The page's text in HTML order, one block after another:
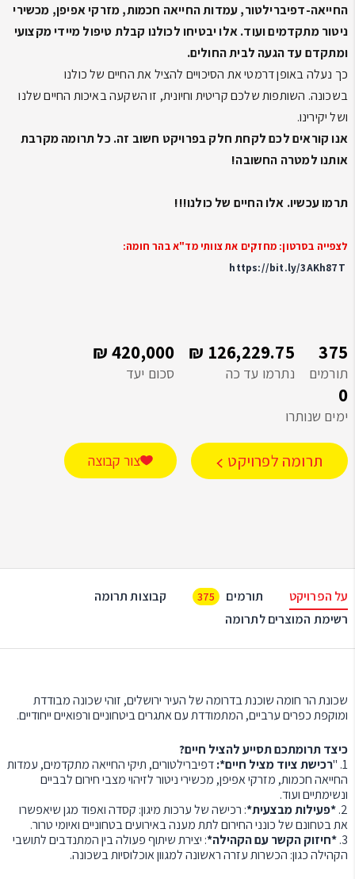
החייאה-דפיברילטור, עמדות החייאה חכמות, מזרקי אפיפן, מכשירי
ניטור מתקדמים ועוד.אלו יבטיחו לכולנו קבלת טיפול מיידי מקצועי
ומתקדם עד הגעה לבית החולים.
כך נעלה באופן דרמטי את הסיכויים להציל את החיים של כולנו
בשכונה. השותפות שלכם קריטית וחיונית, זו השקעה באיכות החיים שלנו
ושל יקירינו.
אנו קוראים לכם לקחת חלק בפרויקט חשוב זה. כל תרומה מקרבת
אותנו למטרה החשובה!
תרמו עכשיו. אלוהחיים של כולנו!!!
לצפייה בסרטון: מחזקים את צוותי מד"א בהר חומה:
https://bit.ly/3AKh87T
375
תורמים
126,229.75 ₪
נתרמו עד כה
420,000 ₪
סכום יעד
0
ימים שנותרו
תרומה לפרויקט צור קבוצה
על הפרויקט תורמים 375
קבוצות תרומה
רשימת המוצרים לתרומה
שכונת הר חומה שוכנת בדרומה של העיר ירושלים, זוהי שכונה מבודדת
ומוקפת כפרים ערביים, המתמודדת עם אתגרים ביטחוניים ורפואיים ייחודיים.
כיצד תרומתכם תסייע להציל חיים?
1. " רכישת ציוד מציל חיים*:דפיברילטורים, תיקי החייאה מתקדמים, עמדות
החייאה חכמות, מזרקי אפיפן, מכשירי ניטור לזיהוי מצבי חירום לבביים
ונשימתיים ועוד.
2. *פעילות מבצעית*: רכישה של ערכות מיגון: קסדה ואפוד מגן שיאפשרו
את בטחונם של כונני החירום לתת מענה באירועים בטחוניים ואיומי טרור.
3. *חיזוק הקשר עם הקהילה*: יצירת שיתוף פעולה בין המתנדבים לתושבי
הקהילה כגון: הכשרות עזרה ראשונה למגוון אוכלוסיות בשכונה.